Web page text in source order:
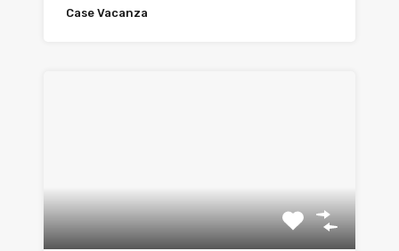
Case Vacanza